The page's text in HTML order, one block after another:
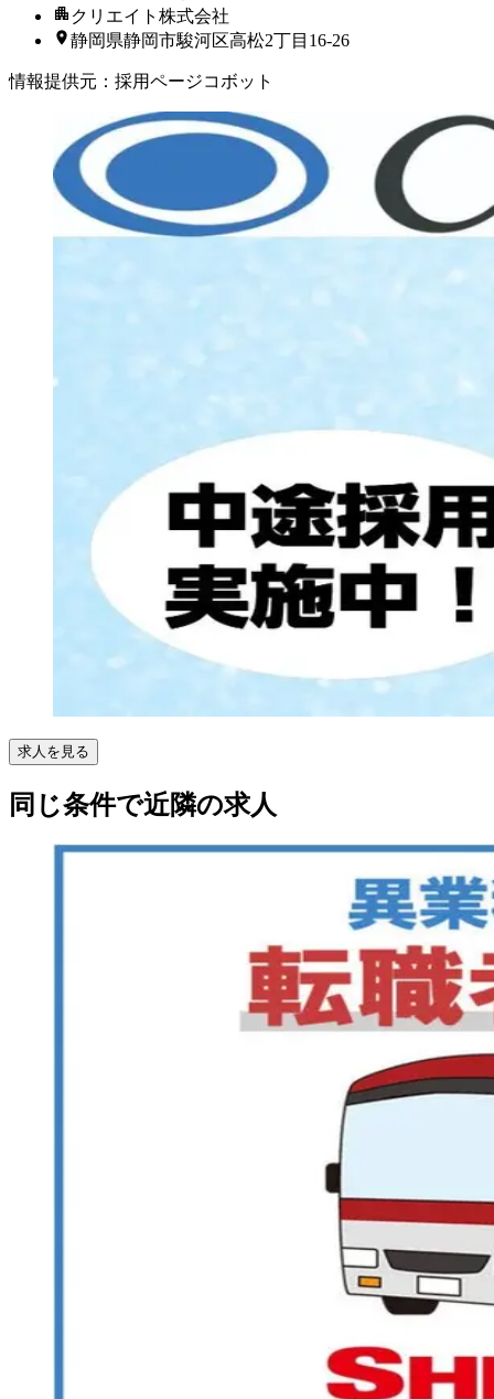
クリエイト株式会社
静岡県静岡市駿河区高松2丁目16-26
情報提供元 ： 採用ページコボット
求人を見る
同じ条件で近隣の求人